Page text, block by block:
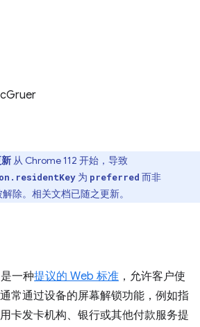
从 Chrome 112 开始，导致
为 preferred 而非
解除。相关文档已随之更新。
一种提议的 Web 标准 ，允许客户使
常通过设备的屏幕解锁功能，例如指
卡发卡机构、银行或其他付款服务提